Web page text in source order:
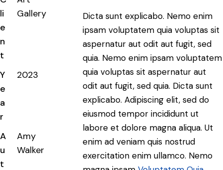
li
e
n
t
Gallery
Y
e
a
r
2023
A
u
t
Amy
Walker
Dicta sunt explicabo. Nemo enim
ipsam voluptatem quia voluptas sit
aspernatur aut odit aut fugit, sed
quia. Nemo enim ipsam voluptatem
quia voluptas sit aspernatur aut
odit aut fugit, sed quia. Dicta sunt
explicabo. Adipiscing elit, sed do
eiusmod tempor incididunt ut
labore et dolore magna aliqua. Ut
enim ad veniam quis nostrud
exercitation enim ullamco. Nemo